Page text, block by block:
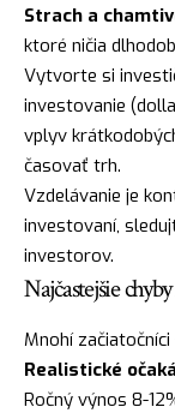
Strach a
ktoré ničia
Vytvorte si
investovanie
vplyv
časovať trh.
Vzdelávanie je
investovaní,
investorov.
Najčastejšie
Mnohí
Realistické
Ročný výnos 8-